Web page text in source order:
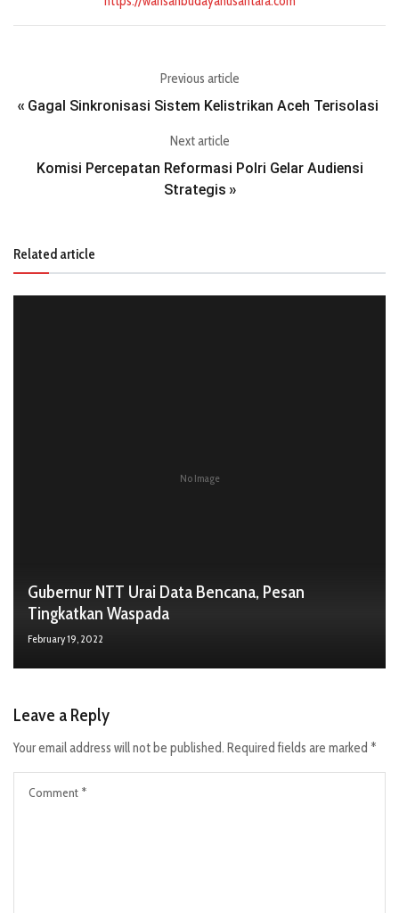
Previous article
« Gagal Sinkronisasi Sistem Kelistrikan Aceh Terisolasi
Next article
Komisi Percepatan Reformasi Polri Gelar Audiensi
Strategis »
Related article
No Image
Gubernur NTT Urai Data Bencana, Pesan
Tingkatkan Waspada
February 19, 2022
Leave a Reply
Your email address will not be published. Required fields are marked *